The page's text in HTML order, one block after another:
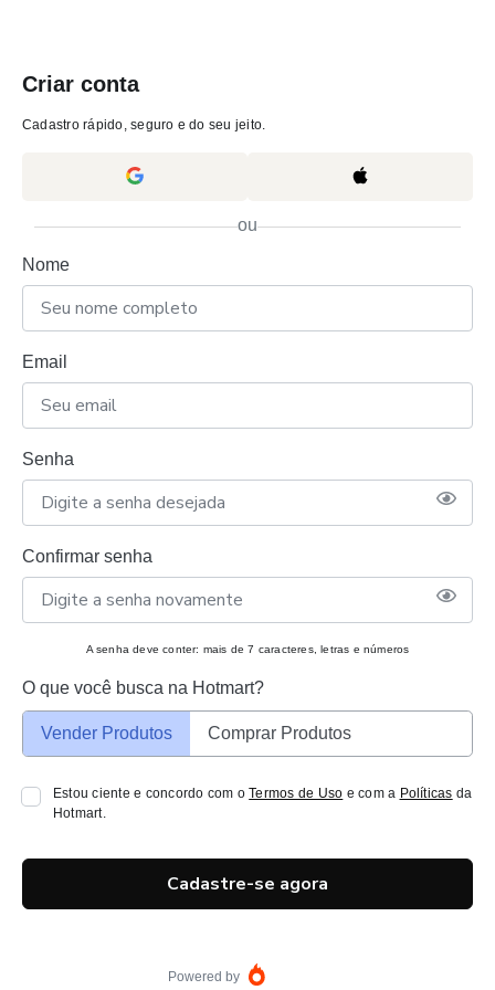
Criar conta
Cadastro rápido, seguro e do seu jeito.
ou
Nome
Email
Senha
Confirmar senha
A senha deve conter: mais de 7 caracteres, letras e números
O que você busca na Hotmart?
Vender Produtos Comprar Produtos
Estou ciente e concordo com oTermos de Uso e com a Políticas da
Hotmart.
Cadastre-se agora
Powered by